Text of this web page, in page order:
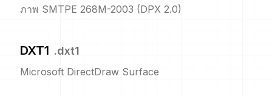
ภาพ SMTPE 268M-2003 (DPX 2.0)
DXT1 .dxt1
Microsoft DirectDraw Surface